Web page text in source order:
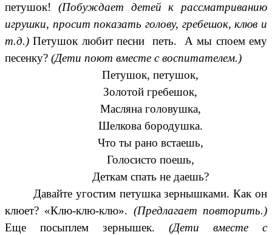
петушок! (Побуждает детей к рассматриванию
игрушки, просит показать голову, гребешок, клюв и
т.д.)Петушок любит песни петь. А мы споем ему
песенку? (Дети поют вместе с воспитателем.)
Петушок, петушок,
Золотой гребешок,
Масляна головушка,
Шелкова бородушка.
Что ты рано встаешь,
Голосисто поешь,
Деткам спать не даешь?
Давайте угостим петушка зернышками. Как он
клюет? «Клю-клю-клю». (Предлагает повторить.)
Еще посыплем зернышек. (Дети вместе с